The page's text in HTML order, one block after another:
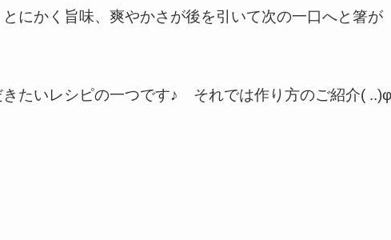
にかく旨味、爽やかさが後を引いて次の一口へと箸が
たいレシピの一つです♪ それでは作り方のご紹介( ..)φ